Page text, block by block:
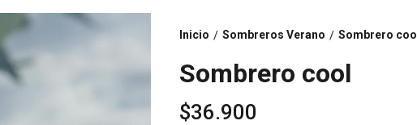
Inicio / Sombreros Verano / Sombrero cool
Sombrero cool
$36.900